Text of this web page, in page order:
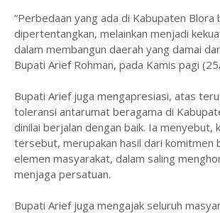
“Perbedaan yang ada di Kabupaten Blora
dipertentangkan, melainkan menjadi
dalam membangun daerah yang damai
Bupati Arief Rohman, pada Kamis pagi
Bupati Arief juga mengapresiasi, atas
toleransi antarumat beragama di
dinilai berjalan dengan baik. Ia menyebut,
tersebut, merupakan hasil dari komitmen
elemen masyarakat, dalam saling
menjaga persatuan.
Bupati Arief juga mengajak seluruh